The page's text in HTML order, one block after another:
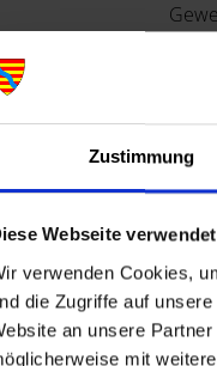
Zustimmung
Webseite
verwenden Cookies,
die Zugriffe auf
an unsere
mit
114